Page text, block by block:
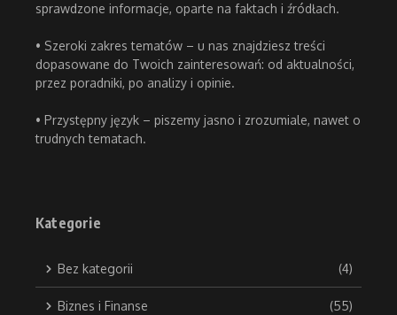
sprawdzone informacje, oparte na faktach i źródłach.
• Szeroki zakres tematów – u nas znajdziesz treści
dopasowane do Twoich zainteresowań: od aktualności,
przez poradniki, po analizy i opinie.
• Przystępny język – piszemy jasno i zrozumiale, nawet o
trudnych tematach.
Kategorie
Bez kategorii (4)
Biznes i Finanse (55)